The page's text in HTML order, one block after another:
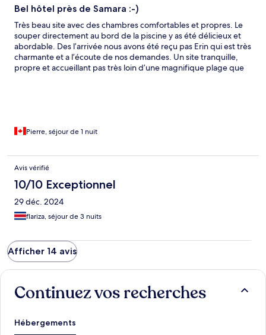
Bel hôtel près de Samara :-)
Très beau site avec des chambres comfortables et propres. Le
souper directement au bord de la piscine y as été délicieux et
abordable. Des l’arrivée nous avons été reçu pas Erin qui est très
charmante et a l’écoute de nos demandes. Un site tranquille,
propre et accueillant pas très loin d’une magnifique plage que
Pierre, séjour de 1 nuit
Avis vérifié
10/10 Exceptionnel
29 déc. 2024
flariza, séjour de 3 nuits
Afficher 14 avis
Continuez vos recherches
Hébergements